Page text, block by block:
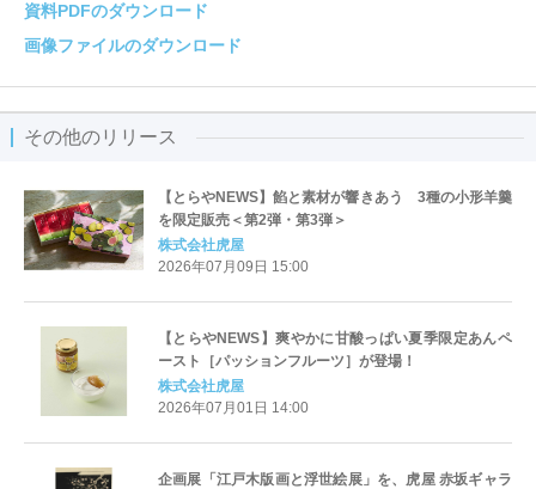
資料PDFのダウンロード
画像ファイルのダウンロード
その他のリリース
【とらやNEWS】餡と素材が響きあう 3種の小形羊羹
を限定販売＜第2弾・第3弾＞
株式会社虎屋
2026年07月09日 15:00
【とらやNEWS】爽やかに甘酸っぱい夏季限定あんペ
ースト［パッションフルーツ］が登場！
株式会社虎屋
2026年07月01日 14:00
企画展「江戸木版画と浮世絵展」を、虎屋 赤坂ギャラ